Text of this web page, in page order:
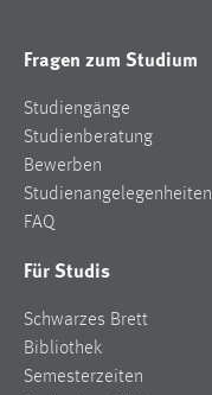
Fragen zum Studium
Studiengänge
Studienberatung
Bewerben
Studienangelegenheiten
FAQ
Für Studis
Schwarzes Brett
Bibliothek
Semesterzeiten